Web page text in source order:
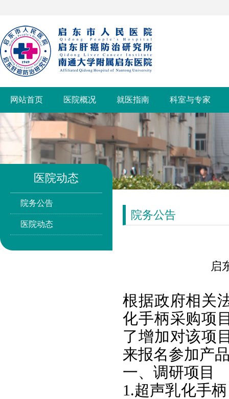
网站首页 医院概况 就医指南 科室与专家
医院动态
院务公告
医院动态
院务公告
启
根据政府相关
化手柄采购项
了增加对该项
来报名参加产
一、调研项目
1.超声乳化手